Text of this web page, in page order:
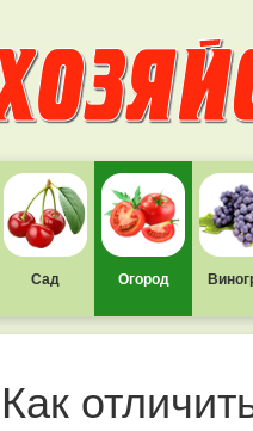
Сад Огород
Как